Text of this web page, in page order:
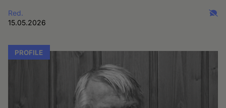
Red.
15.05.2026
PROFILE